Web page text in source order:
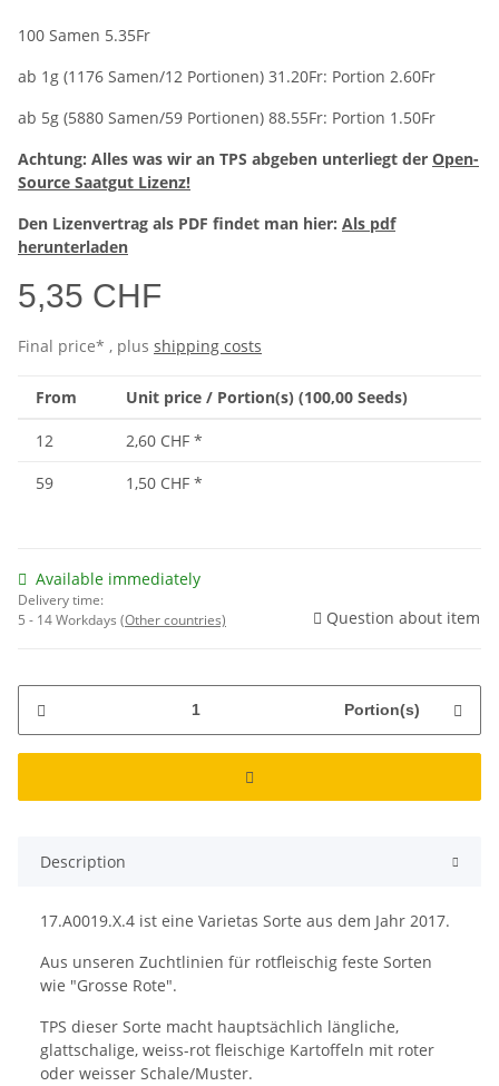
100 Samen 5.35Fr
ab 1g (1176 Samen/12 Portionen) 31.20Fr: Portion 2.60Fr
ab 5g (5880 Samen/59 Portionen) 88.55Fr: Portion 1.50Fr
Achtung: Alles was wir an TPS abgeben unterliegt der Open-
Source Saatgut Lizenz!
Den Lizenvertrag als PDF findet man hier: Als pdf
herunterladen
5,35 CHF
Final price* , plus shipping costs
From Unit price / Portion(s) (100,00 Seeds)
12 2,60 CHF *
59
1,50 CHF *
Available immediately
Delivery time:
5 - 14 Workdays (Other countries) Question about item
Portion(s)
Description
17.A0019.X.4 ist eine Varietas Sorte aus dem Jahr 2017.
Aus unseren Zuchtlinien für rotfleischig feste Sorten
wie "Grosse Rote".
TPS dieser Sorte macht hauptsächlich längliche,
glattschalige, weiss-rot fleischige Kartoffeln mit roter
oder weisser Schale/Muster.